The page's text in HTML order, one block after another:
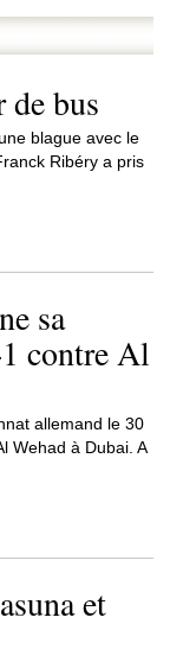
bus
blague avec le
Ribéry a pris
sa
contre Al
allemand le 30
Wehad à Dubai. A
et